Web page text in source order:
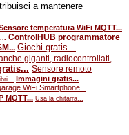
a mantenere
temperatura WiFi MQTT...
ControlHUB programmatore
Giochi gratis...
giganti, radiocontrollati,
Sensore remoto
Immagini gratis...
WiFi Smartphone...
MQTT... Usa la chitarra...